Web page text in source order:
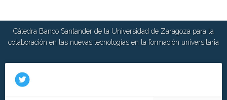
Cátedra Banco Santander de la Universidad de Zaragoza para la
colaboración en las nuevas tecnologías en la formación universitaria